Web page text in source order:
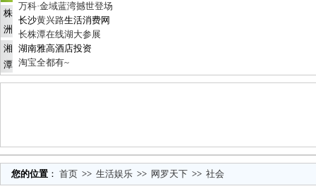
株
洲
湘
潭
万科·金域蓝湾撼世登场
长沙黄兴路生活消费网
长株潭在线湖大参展
湖南雅高酒店投资
淘宝全都有~
您的位置 ： 首页 >> 生活娱乐 >> 网罗天下 >> 社会